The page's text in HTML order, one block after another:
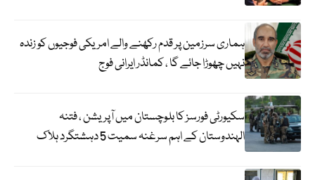
ہماری سرزمین پر قدم رکھنے والے امریکی فوجیوں کو زندہ
نہیں چھوڑا جائے گا ، کمانڈر ایرانی فوج
سکیورٹی فورسز کا بلوچستان میں آپریشن ، فتنہ
الہندوستان کے اہم سرغنہ سمیت 5 دہشتگرد ہلاک